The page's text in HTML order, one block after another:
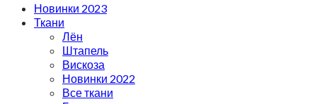
Новинки 2023
Ткани
Лён
Штапель
Вискоза
Новинки 2022
Все ткани